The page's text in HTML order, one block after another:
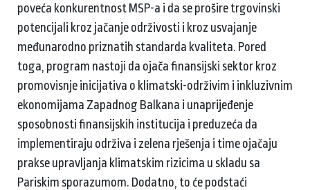
poveća konkurentnost MSP-a i da se prošire trgovinski
potencijali kroz jačanje održivosti i kroz usvajanje
međunarodno priznatih standarda kvaliteta. Pored
toga, program nastoji da ojača finansijski sektor kroz
promovisnje inicijativa o klimatski-održivim i inkluzivnim
ekonomijama Zapadnog Balkana i unaprijeđenje
sposobnosti finansijskih institucija i preduzeća da
implementiraju održiva i zelena rješenja i time ojačaju
prakse upravljanja klimatskim rizicima u skladu sa
Pariskim sporazumom. Dodatno, to će podstaći